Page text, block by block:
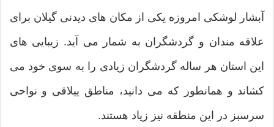
آبشار لوشکی امروزه یکی از مکان های دیدنی گیلان برای
علاقه مندان و گردشگران به شمار می آید. زیبایی های
این استان هر ساله گردشگران زیادی را به سوی خود می
کشاند و همانطور که می دانید، مناطق ییلاقی و نواحی
سرسبز در این منطقه نیز زیاد هستند.